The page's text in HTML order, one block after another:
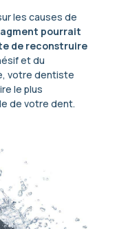
les causes de
pourrait
de reconstruire
et du
votre dentiste
le plus
de votre dent.